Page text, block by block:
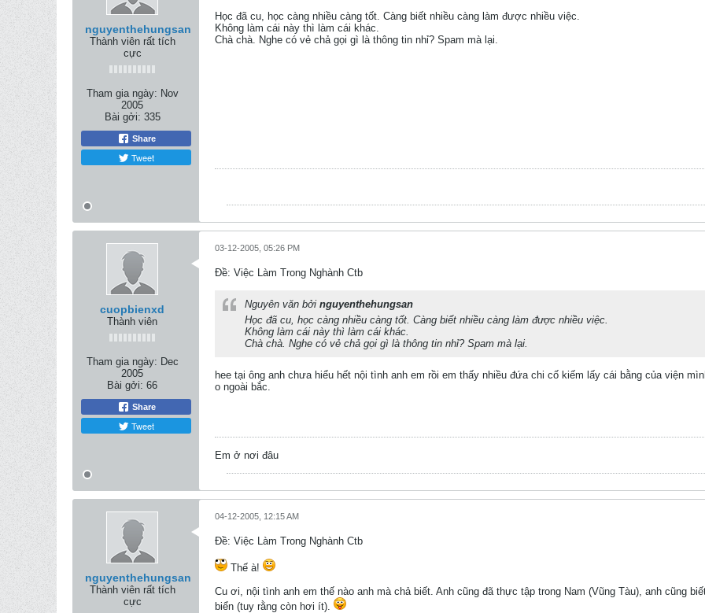
nguyenthehungsan
Thành viên rất tích
cực
Tham gia ngày: Nov
2005
Bài gởi: 335
Share
Tweet
Học đã cu, học càng nhiều càng tốt. Càng biết nhiều càng làm được nhiều việc.
Không làm cái này thì làm cái khác.
Chà chà. Nghe có vẻ chả gọi gì là thông tin nhỉ? Spam mà lại.
cuopbienxd
Thành viên
Tham gia ngày: Dec
2005
Bài gởi: 66
Share
Tweet
03-12-2005, 05:26 PM
Ðề: Việc Làm Trong Nghành Ctb
Nguyên văn bởi nguyenthehungsan
Học đã cu, học càng nhiều càng tốt. Càng biết nhiều càng làm được nhiều việc.
Không làm cái này thì làm cái khác.
Chà chà. Nghe có vẻ chả gọi gì là thông tin nhỉ? Spam mà lại.
hee tại ông anh chưa hiểu hết nội tình anh em rồi em thấy nhiều đứa chi cố kiếm lấy cái bằng của viện
o ngoài bắc.
Em ở nơi đâu
nguyenthehungsan
Thành viên rất tích
cực
04-12-2005, 12:15 AM
Ðề: Việc Làm Trong Nghành Ctb
Thế à!
Cu ơi, nội tình anh em thế nào anh mà chả biết. Anh cũng đã thực tập trong Nam (Vũng Tàu), anh cũng
biển (tuy rằng còn hơi ít).